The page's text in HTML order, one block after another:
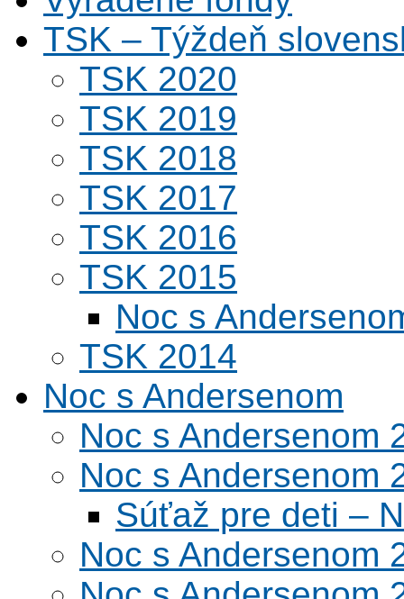
TSK – Týždeň
TSK 2020
TSK 2019
TSK 2018
TSK 2017
TSK 2016
TSK 2015
Noc s
TSK 2014
Noc s Andersenom
Noc s Andersenom
Noc s Andersenom
Súťaž pre deti –
Noc s Andersenom